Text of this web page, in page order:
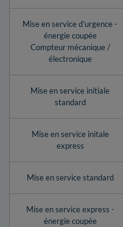
Mise en service d’urgence -
énergie coupée
Compteur mécanique /
électronique
Mise en service initiale
standard
Mise en service initale
express
Mise en service standard
Mise en service express -
énergie coupée